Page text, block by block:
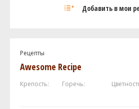
Добавить в мои
Maris Otter Pale Malt
Carafoam
Caramel / Crystal 60L
Caramel / Crystal 80L
Рецепты
Awesome Recipe
Крепость: Горечь: